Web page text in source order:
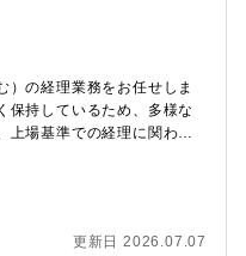
）の経理業務をお任せしま
保持しているため、多様な
上場基準での経理に関わり
、支払請求書チェック■単
業務■監査、税務対応将来的
開示に携わる可能性もあり
当業務領域を少しずつ増や
更新日 2026.07.07